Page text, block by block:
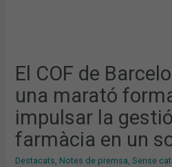
El COF de
una marató
impulsar la
farmàcia en un
Destacats, Notes de premsa,Sense